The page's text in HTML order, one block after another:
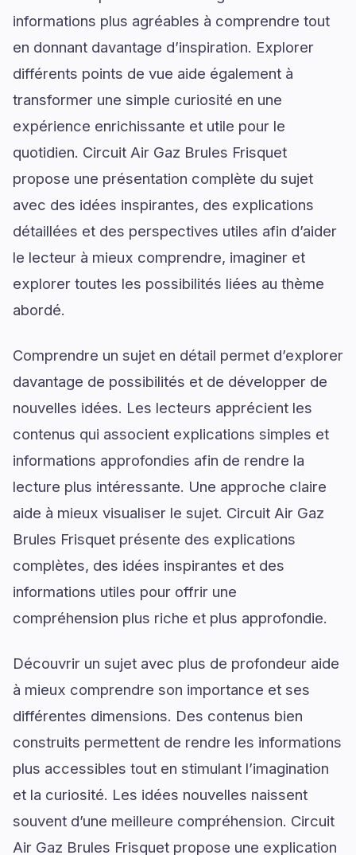
informations plus agréables à comprendre tout
en donnant davantage d’inspiration. Explorer
différents points de vue aide également à
transformer une simple curiosité en une
expérience enrichissante et utile pour le
quotidien. Circuit Air Gaz Brules Frisquet
propose une présentation complète du sujet
avec des idées inspirantes, des explications
détaillées et des perspectives utiles afin d’aider
le lecteur à mieux comprendre, imaginer et
explorer toutes les possibilités liées au thème
abordé.
Comprendre un sujet en détail permet d’explorer
davantage de possibilités et de développer de
nouvelles idées. Les lecteurs apprécient les
contenus qui associent explications simples et
informations approfondies afin de rendre la
lecture plus intéressante. Une approche claire
aide à mieux visualiser le sujet. Circuit Air Gaz
Brules Frisquet présente des explications
complètes, des idées inspirantes et des
informations utiles pour offrir une
compréhension plus riche et plus approfondie.
Découvrir un sujet avec plus de profondeur aide
à mieux comprendre son importance et ses
différentes dimensions. Des contenus bien
construits permettent de rendre les informations
plus accessibles tout en stimulant l’imagination
et la curiosité. Les idées nouvelles naissent
souvent d’une meilleure compréhension. Circuit
Air Gaz Brules Frisquet propose une explication